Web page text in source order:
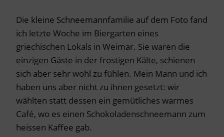
Die kleine Schneemannfamilie auf dem Foto fand
ich letzte Woche im Biergarten eines
griechischen Lokals in Weimar. Sie waren die
einzigen Gäste in der frostigen Kälte, schienen
sich aber sehr wohl zu fühlen. Mein Mann und ich
haben uns aber nicht zu ihnen gesetzt: wir
wählten statt dessen ein gemütliches warmes
Café, wo es einen Schokoladenschneemann zum
heissen Kaffee gab.